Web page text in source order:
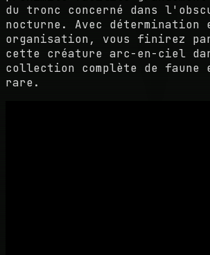
du tronc concerné dans
nocturne. Avec détermination
organisation, vous finirez
cette créature arc-en-ciel
collection complète de faune
rare.